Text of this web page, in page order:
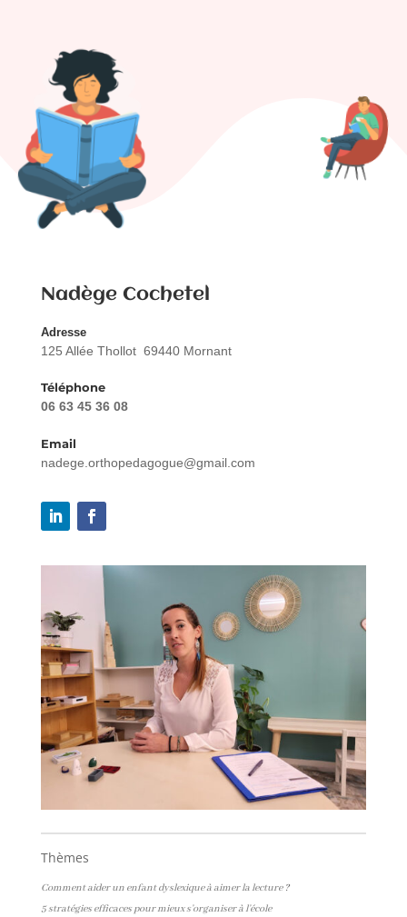
Nadège Cochetel
Adresse
125 Allée Thollot 69440 Mornant
Téléphone
06 63 45 36 08
Email
nadege.orthopedagogue@gmail.com
Thèmes
Comment aider un enfantdyslexiqueà aimer la lecture ?
5stratégies efficacespourmieuxs’organiseràl’école